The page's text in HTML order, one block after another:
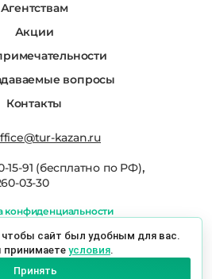
сайт был удобным для вас.
принимаете условия.
Принять
Агентствам
Акции
вопросы
Контакты
kazan.ru
15-91 (бесплатно по РФ),
03-30
конфиденциальности
РТО 022666
Сервис Казань © 2026 г.